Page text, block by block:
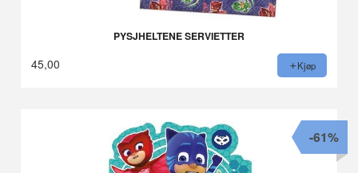
PYSJHELTENE SERVIETTER
45,00 Kjøp
-61%